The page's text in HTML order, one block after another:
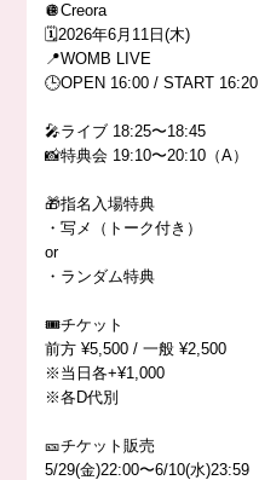
🪩Creora
🗓️2026年6月11日(木)
📍WOMB LIVE
🕒OPEN 16:00 / START 16:20
🎤ライブ 18:25〜18:45
📸特典会 19:10〜20:10（A）
🎁指名入場特典
・写メ（トーク付き）
or
・ランダム特典
🎟️チケット
前方 ¥5,500 / 一般 ¥2,500
※当日各+¥1,000
※各D代別
🎫チケット販売
5/29(金)22:00〜6/10(水)23:59